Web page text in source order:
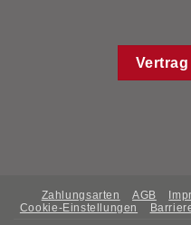
Zahlungsarten AGB
Cookie-Einstellungen